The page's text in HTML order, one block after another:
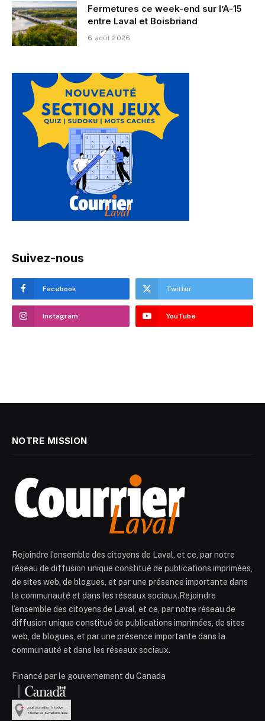
Fermetures ce week-end sur l’A-15
entre Laval et Boisbriand
6 août 2026
Suivez-nous
Facebook Twitter
Instagram YouTube
NOTRE MISSION
Rejoindre l’ensemble des citoyens de Laval, et ce, par notre
réseau de diffusion unique constitué de publications imprimées,
de sites web, de blogues, et par une présence importante dans
la communauté et dans les réseaux sociaux.Rejoindre
l’ensemble des citoyens de Laval, et ce, par notre réseau de
diffusion unique constitué de publications imprimées, de sites
web, de blogues, et par une présence importante dans la
communauté et dans les réseaux sociaux.
Financé par le gouvernement du Canada